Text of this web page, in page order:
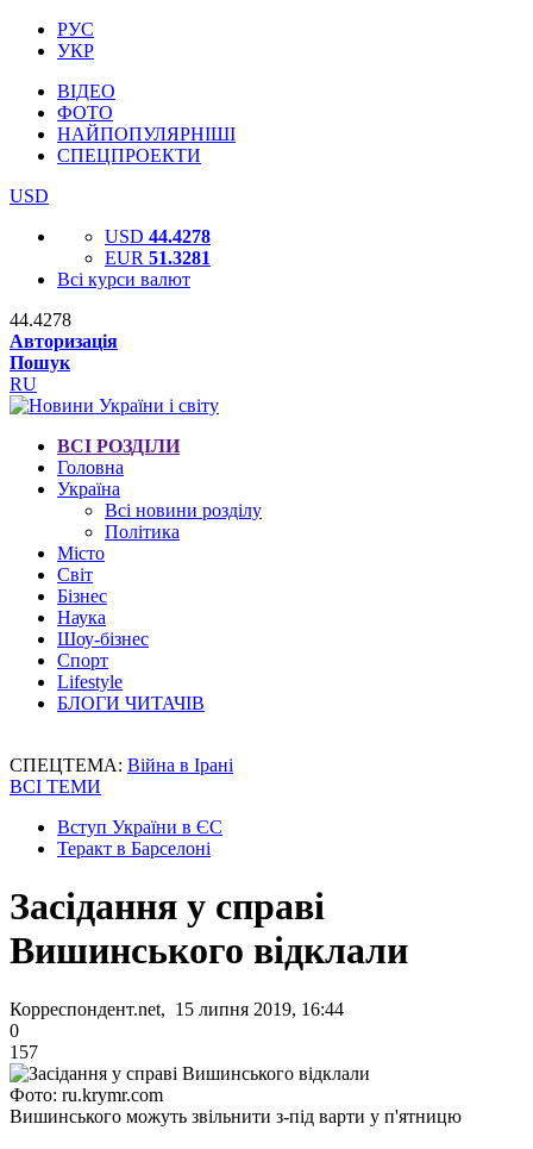
РУС
УКР
ВІДЕО
ФОТО
НАЙПОПУЛЯРНІШІ
СПЕЦПРОЕКТИ
USD
USD 44.4278
EUR 51.3281
Всі курси валют
44.4278
Авторизація
Пошук
RU
ВСІ РОЗДІЛИ
Головна
Україна
Всі новини розділу
Політика
Місто
Світ
Бізнес
Наука
Шоу-бізнес
Спорт
Lifestyle
БЛОГИ ЧИТАЧІВ
СПЕЦТЕМА: Війна в Ірані
ВСІ ТЕМИ
Вступ України в ЄС
Теракт в Барселоні
Засідання у справі
Вишинського відклали
Корреспондент.net, 15 липня 2019, 16:44
0
157
Фото: ru.krymr.com
Вишинського можуть звільнити з-під варти у п'ятницю